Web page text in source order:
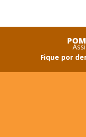
Fique por